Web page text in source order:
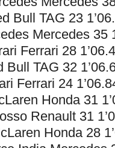
Bull TAG 23
Mercedes 35
Ferrari 28
TAG 32
Ferrari 24
Honda 31
Renault 31
Honda 28